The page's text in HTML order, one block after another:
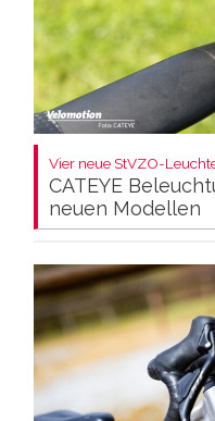
Vier neue StVZO-
CATEYE
neuen Modellen